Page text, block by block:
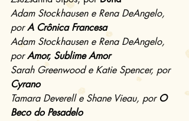
Adam Stockhausen e Rena DeAngelo,
por A Crônica Francesa
Adam Stockhausen e Rena DeAngelo,
por Amor, Sublime Amor
Sarah Greenwood e Katie Spencer, por
Cyrano
Tamara Deverell e Shane Vieau, por O
Beco do Pesadelo